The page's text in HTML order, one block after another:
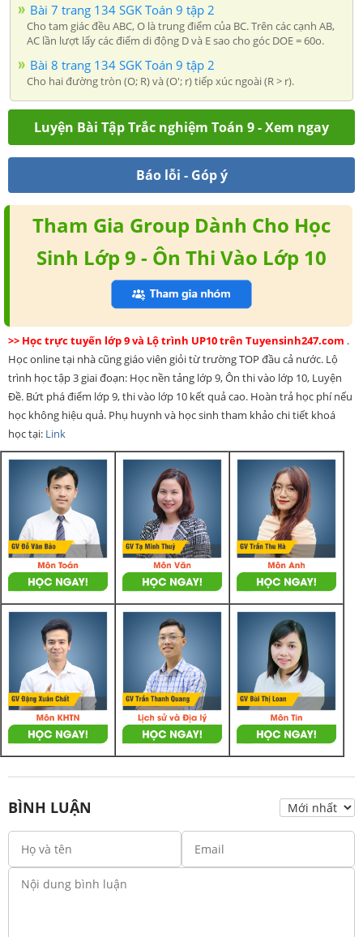
Bài 7 trang 134 SGK Toán 9 tập 2
Cho tam giác đều ABC, O là trung điểm của BC. Trên các cạnh AB,
AC lần lượt lấy các điểm di động D và E sao cho góc DOE = 60o.
Bài 8 trang 134 SGK Toán 9 tập 2
Cho hai đường tròn (O; R) và (O'; r) tiếp xúc ngoài (R > r).
Luyện Bài Tập Trắc nghiệm Toán 9 - Xem ngay
Báo lỗi - Góp ý
Tham Gia Group Dành Cho Học
Sinh Lớp 9 - Ôn Thi Vào Lớp 10
>> Học trực tuyến lớp 9 và Lộ trình UP10 trên Tuyensinh247.com .
Học online tại nhà cũng giáo viên giỏi từ trường TOP đầu cả nước. Lộ
trình học tập 3 giai đoạn: Học nền tảng lớp 9, Ôn thi vào lớp 10, Luyện
Đề. Bứt phá điểm lớp 9, thi vào lớp 10 kết quả cao. Hoàn trả học phí nếu
học không hiệu quả. Phụ huynh và học sinh tham khảo chi tiết khoá
học tại: Link
BÌNH LUẬN